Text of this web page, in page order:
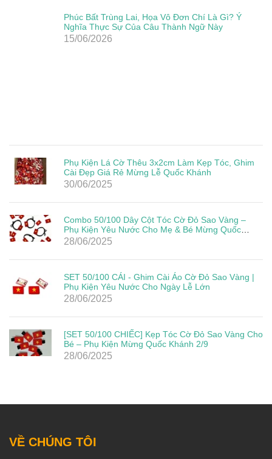
Phúc Bất Trùng Lai, Họa Vô Đơn Chí Là Gì? Ý
Nghĩa Thực Sự Của Câu Thành Ngữ Này
15/06/2026
Phụ Kiện Lá Cờ Thêu 3x2cm Làm Kẹp Tóc, Ghim
Cài Đẹp Giá Rẻ Mừng Lễ Quốc Khánh
30/06/2025
Combo 50/100 Dây Cột Tóc Cờ Đỏ Sao Vàng –
Phụ Kiện Yêu Nước Cho Mẹ & Bé Mừng Quốc
Khánh 2/9
28/06/2025
SET 50/100 CÁI - Ghim Cài Áo Cờ Đỏ Sao Vàng |
Phụ Kiện Yêu Nước Cho Ngày Lễ Lớn
28/06/2025
[SET 50/100 CHIẾC] Kẹp Tóc Cờ Đỏ Sao Vàng Cho
Bé – Phụ Kiện Mừng Quốc Khánh 2/9
28/06/2025
VỀ CHÚNG TÔI